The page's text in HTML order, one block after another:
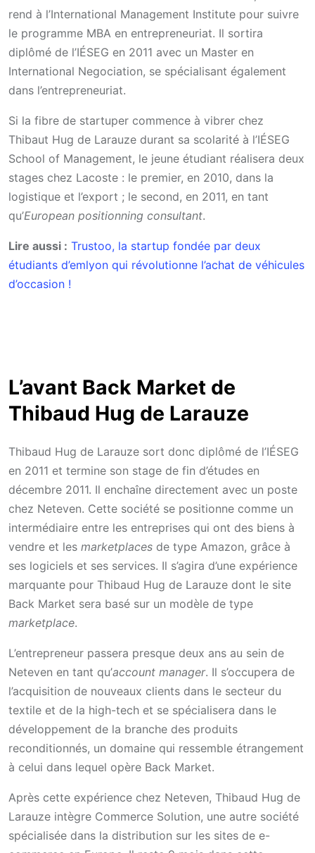
rend à l’International Management Institute pour suivre
le programme MBA en entrepreneuriat. Il sortira
diplômé de l’IÉSEG en 2011 avec un Master en
International Negociation, se spécialisant également
dans l’entrepreneuriat.
Si la fibre de startuper commence à vibrer chez
Thibaut Hug de Larauze durant sa scolarité à l’IÉSEG
School of Management, le jeune étudiant réalisera deux
stages chez Lacoste : le premier, en 2010, dans la
logistique et l’export ; le second, en 2011, en tant
qu’European positionning consultant.
Lire aussi : Trustoo, la startup fondée par deux
étudiants d’emlyon qui révolutionne l’achat de véhicules
d’occasion !
L’avant Back Market de
Thibaud Hug de Larauze
Thibaud Hug de Larauze sort donc diplômé de l’IÉSEG
en 2011 et termine son stage de fin d’études en
décembre 2011. Il enchaîne directement avec un poste
chez Neteven. Cette société se positionne comme un
intermédiaire entre les entreprises qui ont des biens à
vendre et les marketplaces de type Amazon, grâce à
ses logiciels et ses services. Il s’agira d’une expérience
marquante pour Thibaud Hug de Larauze dont le site
Back Market sera basé sur un modèle de type
marketplace.
L’entrepreneur passera presque deux ans au sein de
Neteven en tant qu’account manager. Il s’occupera de
l’acquisition de nouveaux clients dans le secteur du
textile et de la high-tech et se spécialisera dans le
développement de la branche des produits
reconditionnés, un domaine qui ressemble étrangement
à celui dans lequel opère Back Market.
Après cette expérience chez Neteven, Thibaud Hug de
Larauze intègre Commerce Solution, une autre société
spécialisée dans la distribution sur les sites de e-